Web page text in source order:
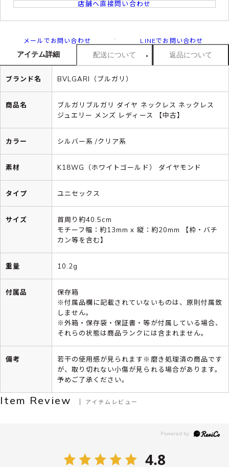
店舗へ直接問い合わせ
メールでお問い合わせ LINEでお問い合わせ
アイテム詳細 配送について 返品について
ブランド名 BVLGARI（ブルガリ）
商品名
ブルガリブルガリ ダイヤ ネックレス ネックレス
ジュエリー メンズ レディース 【中古】
カラー シルバー系 /クリア系
素材 K18WG（ホワイトゴールド） ダイヤモンド
タイプ ユニセックス
サイズ
首周り約40.5cm
モチーフ幅：約13mm x 縦：約20mm 【枠・バチ
カン等を含む】
重量 10.2g
付属品
保存箱
※付属品欄に記載されていないものは、原則付属致
しません。
※外箱・保存袋・保証書・等が付属している場合、
それらの状態は商品ランクには含まれません。
備考
若干の使用感が見られます※磨き処理済の商品です
が、取り切れない小傷が見られる場合があります。
予めご了承ください。
Item Review アイテムレビュー
4.8